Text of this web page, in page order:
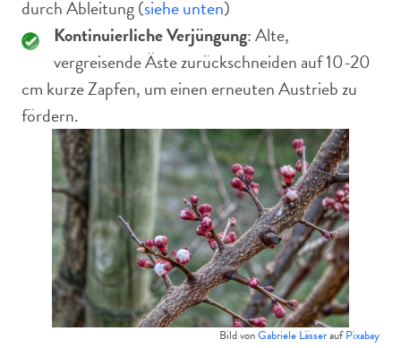
durch Ableitung (siehe unten)
Kontinuierliche Verjüngung: Alte,
vergreisende Äste zurückschneiden auf 10-20
cm kurze Zapfen, um einen erneuten Austrieb zu
fördern.
Bild vonGabriele LässeraufPixabay